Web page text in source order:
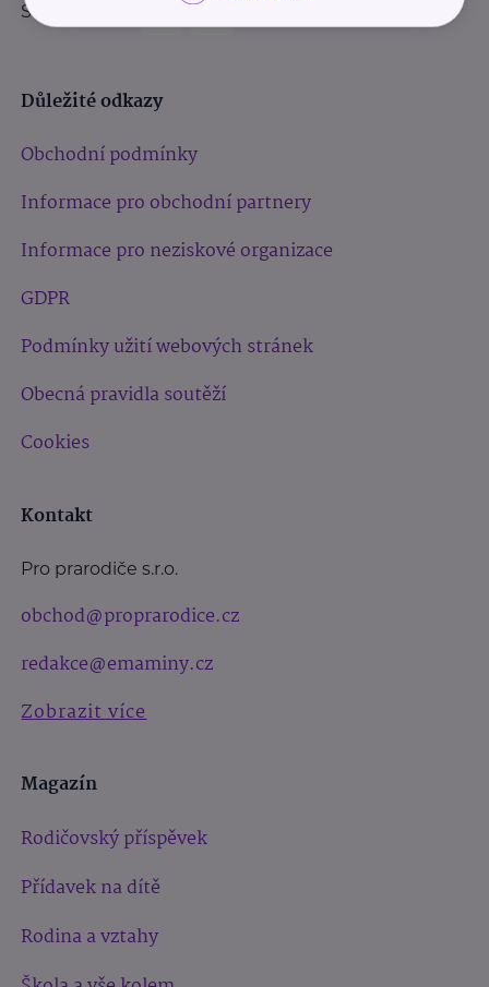
Sledujte nás:
Důležité odkazy
Obchodní podmínky
Informace pro obchodní partnery
Informace pro neziskové organizace
GDPR
Podmínky užití webových stránek
Obecná pravidla soutěží
Cookies
Kontakt
Pro prarodiče s.r.o.
obchod@proprarodice.cz
redakce@emaminy.cz
Zobrazit více
Magazín
Rodičovský příspěvek
Přídavek na dítě
Rodina a vztahy